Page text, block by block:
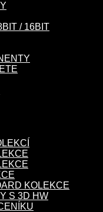
/ 16BIT
KOLEKCE
S 3D HW